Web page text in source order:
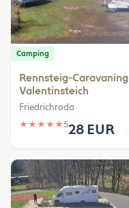
Camping
Rennsteig-Caravaning
Valentinsteich
Friedrichroda
★ ★ ★ ★ ★528 EUR